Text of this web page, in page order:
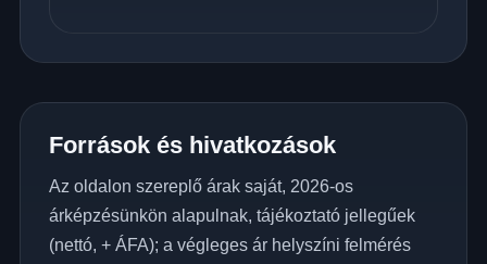
Források és hivatkozások
Az oldalon szereplő árak saját, 2026-os
árképzésünkön alapulnak, tájékoztató jellegűek
(nettó, + ÁFA); a végleges ár helyszíni felmérés